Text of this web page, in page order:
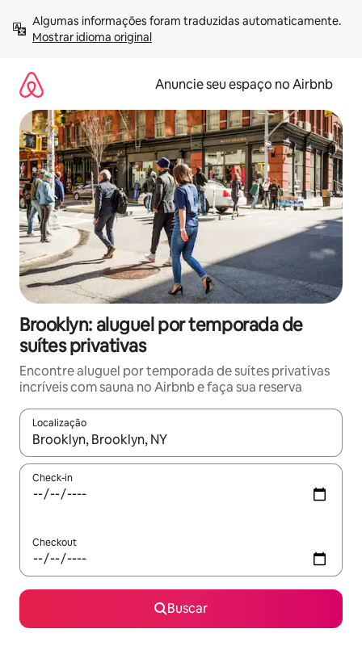
para
Mostrar idioma original
Anuncie seu espaço no Airbnb
Brooklyn: aluguel por temporada de
suítes privativas
Encontre aluguel por temporada de suítes privativas
incríveis com sauna no Airbnb e faça sua reserva
Localização
Quando os resultados estiverem disponíveis, explore-os
Check-in
Checkout
Buscar